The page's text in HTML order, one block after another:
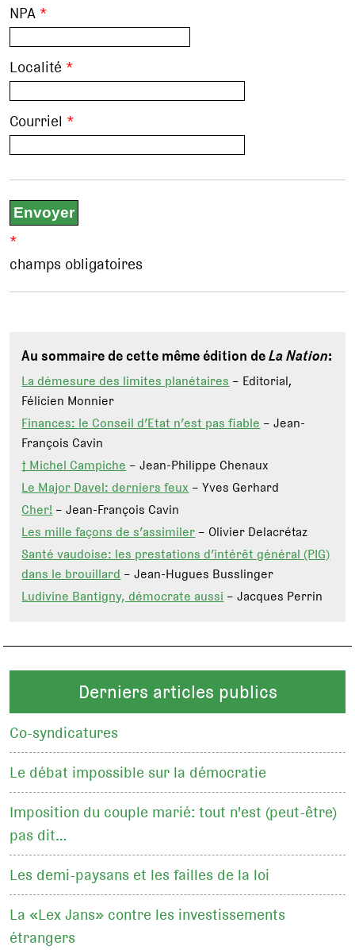
NPA *
Localité *
Courriel *
*
champs obligatoires
Au sommaire de cette même édition deLa Nation:
La démesure des limites planétaires – Editorial,
Félicien Monnier
Finances: le Conseil d’Etat n’est pas fiable – Jean-
François Cavin
† Michel Campiche – Jean-Philippe Chenaux
Le Major Davel: derniers feux – Yves Gerhard
Cher! – Jean-François Cavin
Les mille façons de s’assimiler – Olivier Delacrétaz
Santé vaudoise: les prestations d’intérêt général (PIG)
dans le brouillard – Jean-Hugues Busslinger
Ludivine Bantigny, démocrate aussi – Jacques Perrin
Derniers articles publics
Co-syndicatures
Le débat impossible sur la démocratie
Imposition du couple marié: tout n'est (peut-être)
pas dit…
Les demi-paysans et les failles de la loi
La «Lex Jans» contre les investissements
étrangers